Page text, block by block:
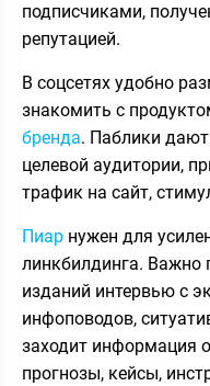
подписчиками,
репутацией.
В соцсетях удобно
знакомить с
бренда. Паблики
целевой аудитории,
трафик на сайт,
Пиар нужен для
линкбилдинга. Важно
изданий интервью с
инфоповодов,
заходит информация
прогнозы, кейсы,